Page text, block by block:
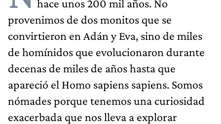
hace unos 200 mil años. No
provenimos de dos monitos que se
convirtieron en Adán y Eva, sino de miles
de homínidos que evolucionaron durante
decenas de miles de años hasta que
apareció el Homo sapiens sapiens. Somos
nómades porque tenemos una curiosidad
exacerbada que nos lleva a explorar